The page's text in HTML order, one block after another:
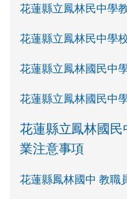
花蓮縣立鳳林民中學
花蓮縣立鳳林民中學
花蓮縣立鳳林國民中
花蓮縣立鳳林國民中
花蓮縣立鳳林國
業注意事項
花蓮縣鳳林國中 教職